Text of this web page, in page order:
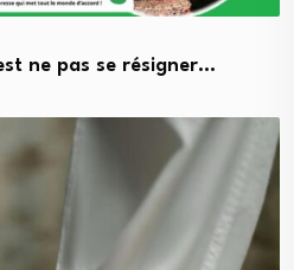
ne pas se résigner…